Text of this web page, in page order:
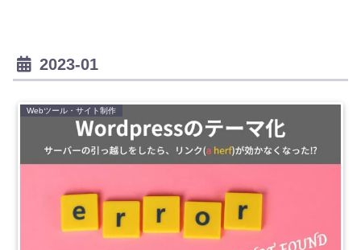
2023-01
Webツール・サイト制作